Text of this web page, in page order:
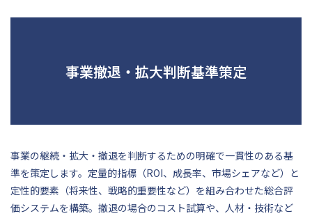
事業撤退・拡大判断基準策定
事業の継続・拡大・撤退を判断するための明確で一貫性のある基
準を策定します。定量的指標（ROI、成長率、市場シェアなど）と
定性的要素（将来性、戦略的重要性など）を組み合わせた総合評
価システムを構築。撤退の場合のコスト試算や、人材・技術など